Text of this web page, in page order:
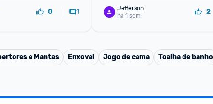
0 1
Jefferson
há 1 sem
2
e Mantas Enxoval Jogo de cama Toalha de banho